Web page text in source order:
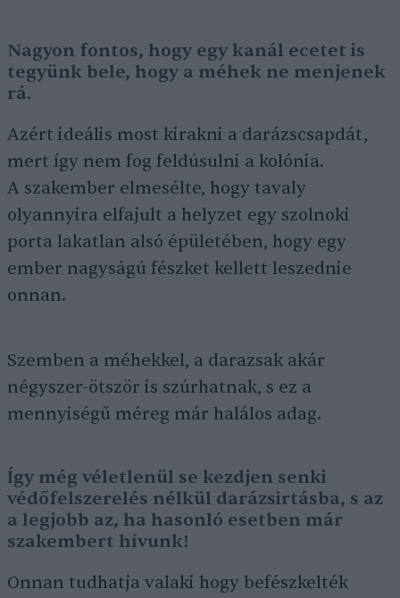
Nagyon fontos, hogy egy kanál ecetet is
tegyünk bele, hogy a méhek ne menjenek
rá.
Azért ideális most kirakni a darázscsapdát,
mert így nem fog feldúsulni a kolónia.
A szakember elmesélte, hogy tavaly
olyannyira elfajult a helyzet egy szolnoki
porta lakatlan alsó épületében, hogy egy
ember nagyságú fészket kellett leszednie
onnan.
Szemben a méhekkel, a darazsak akár
négyszer-ötször is szúrhatnak, s ez a
mennyiségű méreg már halálos adag.
Így még véletlenül se kezdjen senki
védőfelszerelés nélkül darázsirtásba, s az
a legjobb az, ha hasonló esetben már
szakembert hívunk!
Onnan tudhatja valaki hogy befészkelték